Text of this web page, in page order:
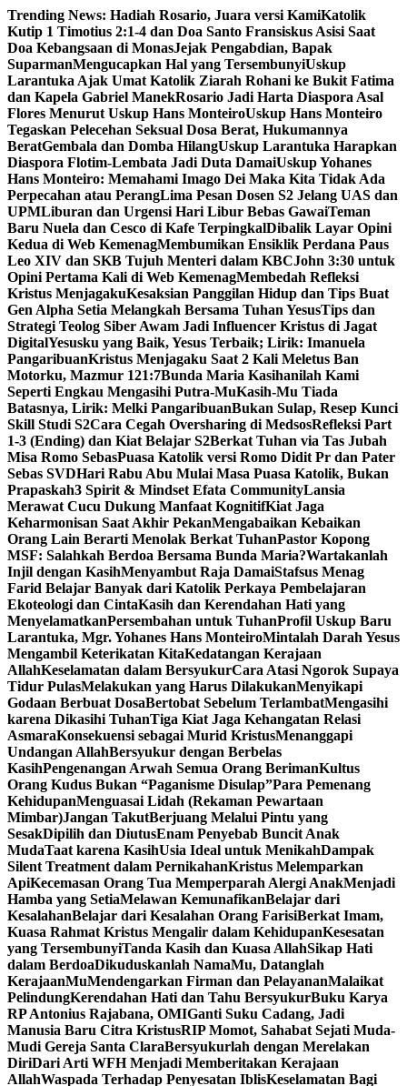
Skip
to
content
Trending News: Hadiah Rosario, Juara versi KamiKatolik
Kutip 1 Timotius 2:1-4 dan Doa Santo Fransiskus Asisi Saat
Doa Kebangsaan di MonasJejak Pengabdian, Bapak
SuparmanMengucapkan Hal yang TersembunyiUskup
Larantuka Ajak Umat Katolik Ziarah Rohani ke Bukit Fatima
dan Kapela Gabriel ManekRosario Jadi Harta Diaspora Asal
Flores Menurut Uskup Hans MonteiroUskup Hans Monteiro
Tegaskan Pelecehan Seksual Dosa Berat, Hukumannya
BeratGembala dan Domba HilangUskup Larantuka Harapkan
Diaspora Flotim-Lembata Jadi Duta DamaiUskup Yohanes
Hans Monteiro: Memahami Imago Dei Maka Kita Tidak Ada
Perpecahan atau PerangLima Pesan Dosen S2 Jelang UAS dan
UPMLiburan dan Urgensi Hari Libur Bebas GawaiTeman
Baru Nuela dan Cesco di Kafe TerpingkalDibalik Layar Opini
Kedua di Web KemenagMembumikan Ensiklik Perdana Paus
Leo XIV dan SKB Tujuh Menteri dalam KBCJohn 3:30 untuk
Opini Pertama Kali di Web KemenagMembedah Refleksi
Kristus MenjagakuKesaksian Panggilan Hidup dan Tips Buat
Gen Alpha Setia Melangkah Bersama Tuhan YesusTips dan
Strategi Teolog Siber Awam Jadi Influencer Kristus di Jagat
DigitalYesusku yang Baik, Yesus Terbaik; Lirik: Imanuela
PangaribuanKristus Menjagaku Saat 2 Kali Meletus Ban
Motorku, Mazmur 121:7Bunda Maria Kasihanilah Kami
Seperti Engkau Mengasihi Putra-MuKasih-Mu Tiada
Batasnya, Lirik: Melki PangaribuanBukan Sulap, Resep Kunci
Skill Studi S2Cara Cegah Oversharing di MedsosRefleksi Part
1-3 (Ending) dan Kiat Belajar S2Berkat Tuhan via Tas Jubah
Misa Romo SebasPuasa Katolik versi Romo Didit Pr dan Pater
Sebas SVDHari Rabu Abu Mulai Masa Puasa Katolik, Bukan
Prapaskah3 Spirit & Mindset Efata CommunityLansia
Merawat Cucu Dukung Manfaat KognitifKiat Jaga
Keharmonisan Saat Akhir PekanMengabaikan Kebaikan
Orang Lain Berarti Menolak Berkat TuhanPastor Kopong
MSF: Salahkah Berdoa Bersama Bunda Maria?Wartakanlah
Injil dengan KasihMenyambut Raja DamaiStafsus Menag
Farid Belajar Banyak dari Katolik Perkaya Pembelajaran
Ekoteologi dan CintaKasih dan Kerendahan Hati yang
MenyelamatkanPersembahan untuk TuhanProfil Uskup Baru
Larantuka, Mgr. Yohanes Hans MonteiroMintalah Darah Yesus
Mengambil Keterikatan KitaKedatangan Kerajaan
AllahKeselamatan dalam BersyukurCara Atasi Ngorok Supaya
Tidur PulasMelakukan yang Harus DilakukanMenyikapi
Godaan Berbuat DosaBertobat Sebelum TerlambatMengasihi
karena Dikasihi TuhanTiga Kiat Jaga Kehangatan Relasi
AsmaraKonsekuensi sebagai Murid KristusMenanggapi
Undangan AllahBersyukur dengan Berbelas
KasihPengenangan Arwah Semua Orang BerimanKultus
Orang Kudus Bukan “Paganisme Disulap”Para Pemenang
KehidupanMenguasai Lidah (Rekaman Pewartaan
Mimbar)Jangan TakutBerjuang Melalui Pintu yang
SesakDipilih dan DiutusEnam Penyebab Buncit Anak
MudaTaat karena KasihUsia Ideal untuk MenikahDampak
Silent Treatment dalam PernikahanKristus Melemparkan
ApiKecemasan Orang Tua Memperparah Alergi AnakMenjadi
Hamba yang SetiaMelawan KemunafikanBelajar dari
KesalahanBelajar dari Kesalahan Orang FarisiBerkat Imam,
Kuasa Rahmat Kristus Mengalir dalam KehidupanKesesatan
yang TersembunyiTanda Kasih dan Kuasa AllahSikap Hati
dalam BerdoaDikuduskanlah NamaMu, Datanglah
KerajaanMuMendengarkan Firman dan PelayananMalaikat
PelindungKerendahan Hati dan Tahu BersyukurBuku Karya
RP Antonius Rajabana, OMIGanti Suku Cadang, Jadi
Manusia Baru Citra KristusRIP Momot, Sahabat Sejati Muda-
Mudi Gereja Santa ClaraBersyukurlah dengan Merelakan
DiriDari Arti WFH Menjadi Memberitakan Kerajaan
AllahWaspada Terhadap Penyesatan IblisKeselamatan Bagi